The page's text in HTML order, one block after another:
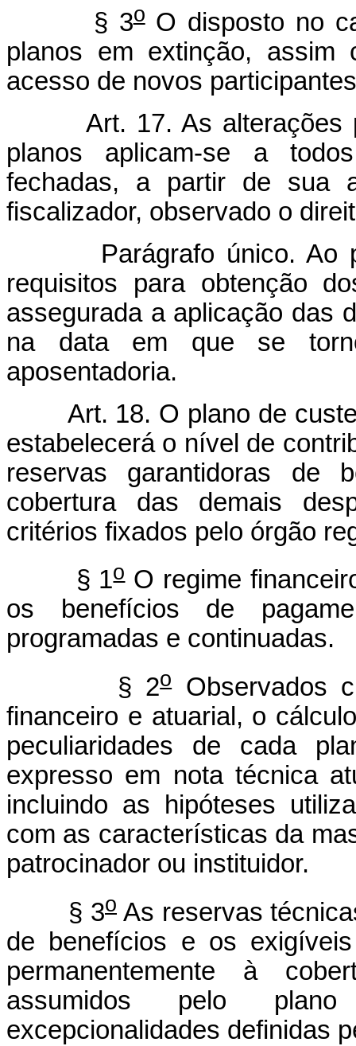
§ 3oO disposto no
planos em extinção, assim
acesso de novos
Art. 17. As alterações
planos aplicam-se a
fechadas, a partir de sua
fiscalizador, observado o
Parágrafo único. Ao
requisitos para obtenção
assegurada a aplicação das
na data em que se
aposentadoria.
Art. 18. O plano de
estabelecerá o nível de
reservas garantidoras de
cobertura das demais
critérios fixados pelo órgão
§ 1oO regime
os benefícios de
programadas e continuadas.
§ 2oObservados
financeiro e atuarial, o
peculiaridades de cada
expresso em nota técnica
incluindo as hipóteses
com as características da
patrocinador ou instituidor.
§ 3o As reservas
de benefícios e os
permanentemente à
assumidos pelo
excepcionalidades definidas